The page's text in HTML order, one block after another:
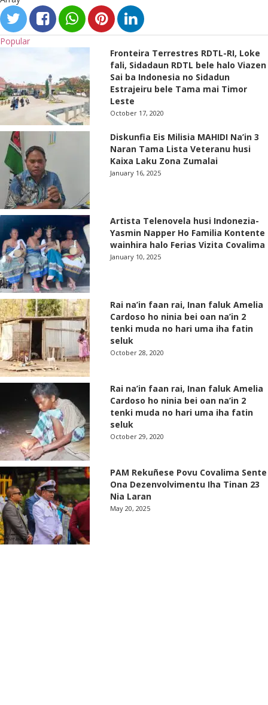
Popular
Fronteira Terrestres RDTL-RI, Loke
fali, Sidadaun RDTL bele halo Viazen
Sai ba Indonesia no Sidadun
Estrajeiru bele Tama mai Timor
Leste
October 17, 2020
Diskunfia Eis Milisia MAHIDI Na’in 3
Naran Tama Lista Veteranu husi
Kaixa Laku Zona Zumalai
January 16, 2025
Artista Telenovela husi Indonezia-
Yasmin Napper Ho Familia Kontente
wainhira halo Ferias Vizita Covalima
January 10, 2025
Rai na’in faan rai, Inan faluk Amelia
Cardoso ho ninia bei oan na’in 2
tenki muda no hari uma iha fatin
seluk
October 28, 2020
Rai na’in faan rai, Inan faluk Amelia
Cardoso ho ninia bei oan na’in 2
tenki muda no hari uma iha fatin
seluk
October 29, 2020
PAM Rekuñese Povu Covalima Sente
Ona Dezenvolvimentu Iha Tinan 23
Nia Laran
May 20, 2025